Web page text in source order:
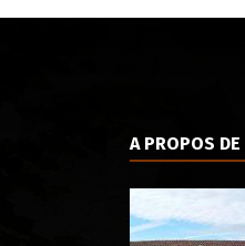
A PROPOS